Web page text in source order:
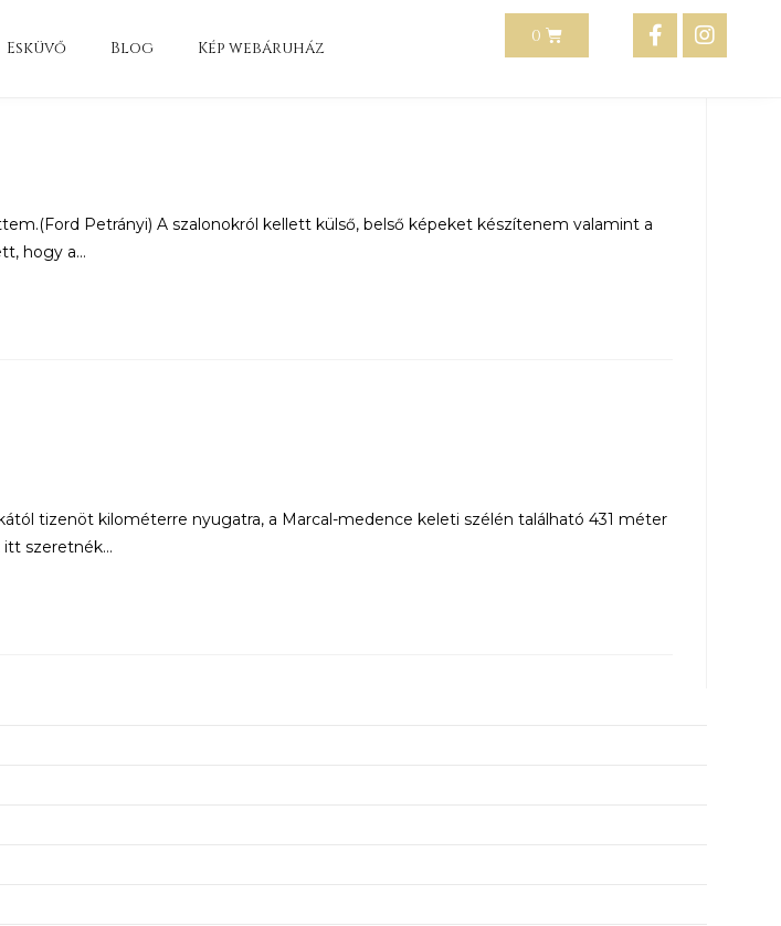
Esküvő Blog Kép webáruház
Petrányi) A szalonokról kellett külső, belső képeket készítenem valamint a
hogy a…
tizenöt kilométerre nyugatra, a Marcal-medence keleti szélén található 431 méter
itt szeretnék…